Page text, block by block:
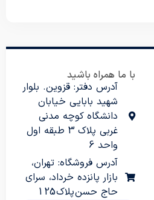
با ما همراه باشید
آدرس دفتر: قزوین. بلوار
شهید بابایی خیابان
دانشگاه کوچه مدنی
غربی پلاک 3 طبقه اول
واحد 6
آدرس فروشگاه: تهران،
بازار پانزده خرداد، سرای
حاج حسن پلاک 125